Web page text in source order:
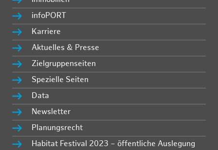
infoPORT
Karriere
Aktuelles & Presse
Zielgruppenseiten
Spezielle Seiten
Data
Newsletter
Planungsrecht
Habitat Festival 2023 – öffentliche Auslegung